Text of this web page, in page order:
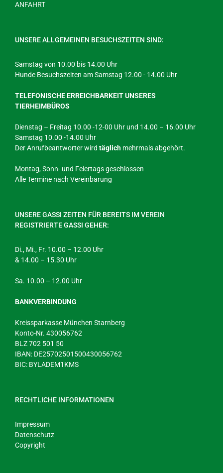
ANFAHRT
UNSERE ALLGEMEINEN BESUCHSZEITEN SIND:
Samstag von 10.00 bis 14.00 Uhr
Hunde Besuchszeiten am Samstag 12.00 - 14.00 Uhr
TELEFONISCHE ERREICHBARKEIT UNSERES
TIERHEIMBÜROS
Dienstag – Freitag 10.00 -12-00 Uhr und 14.00 – 16.00 Uhr
Samstag 10.00 -14.00 Uhr
Der Anrufbeantworter wird täglich mehrmals abgehört.
Montag, Sonn- und Feiertags geschlossen
Alle Termine nach Vereinbarung
UNSERE GASSI ZEITEN FÜR BEREITS IM VEREIN
REGISTRIERTE GASSI GEHER:
Di., Mi., Fr. 10.00 – 12.00 Uhr
& 14.00 – 15.30 Uhr
Sa. 10.00 – 12.00 Uhr
BANKVERBINDUNG
Kreissparkasse München Starnberg
Konto-Nr. 430056762
BLZ 702 501 50
IBAN: DE25702501500430056762
BIC: BYLADEM1KMS
RECHTLICHE INFORMATIONEN
Impressum
Datenschutz
Copyright